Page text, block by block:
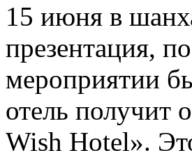
15 июня в
презентация,
мероприятии
отель получит
Wish Hotel».